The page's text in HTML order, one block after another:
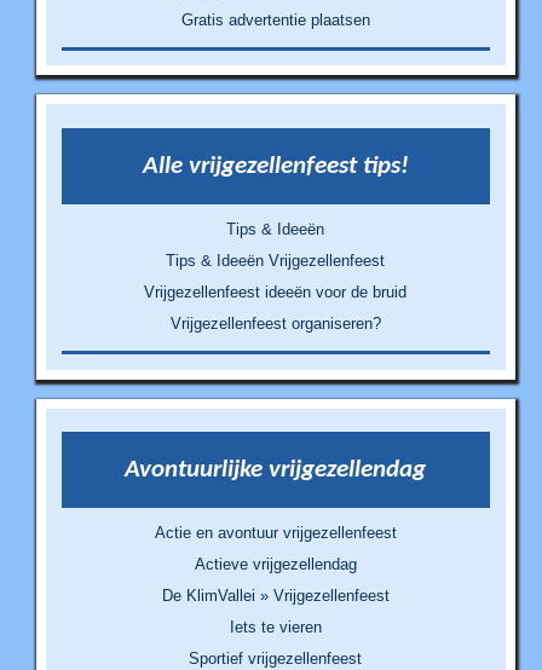
Gratis advertentie plaatsen
Alle vrijgezellenfeest tips!
Tips & Ideeën
Tips & Ideeën Vrijgezellenfeest
Vrijgezellenfeest ideeën voor de bruid
Vrijgezellenfeest organiseren?
Avontuurlijke vrijgezellendag
Actie en avontuur vrijgezellenfeest
Actieve vrijgezellendag
De KlimVallei » Vrijgezellenfeest
Iets te vieren
Sportief vrijgezellenfeest